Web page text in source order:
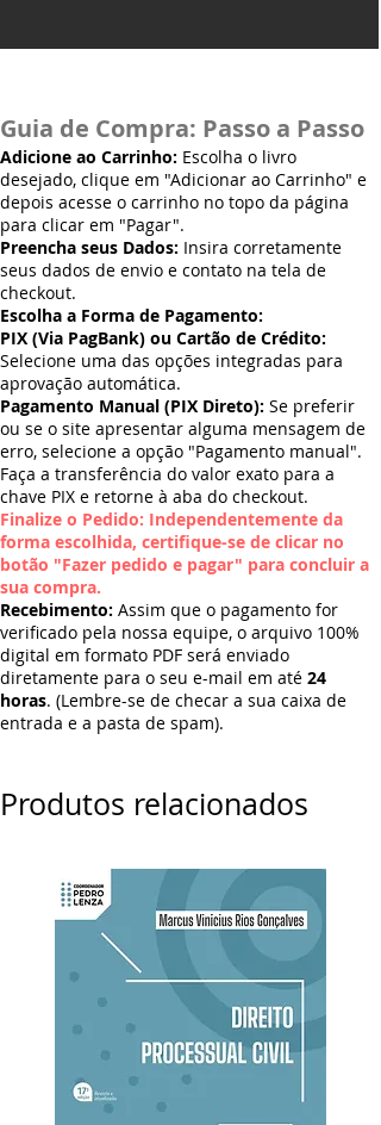
Guia de Compra: Passo a Passo
Adicione ao Carrinho: Escolha o livro
desejado, clique em "Adicionar ao Carrinho" e
depois acesse o carrinho no topo da página
para clicar em "Pagar".
Preencha seus Dados: Insira corretamente
seus dados de envio e contato na tela de
checkout.
Escolha a Forma de Pagamento:
PIX (Via PagBank) ou Cartão de Crédito:
Selecione uma das opções integradas para
aprovação automática.
Pagamento Manual (PIX Direto): Se preferir
ou se o site apresentar alguma mensagem de
erro, selecione a opção "Pagamento manual".
Faça a transferência do valor exato para a
chave PIX e retorne à aba do checkout.
Finalize o Pedido: Independentemente da
forma escolhida, certifique-se de clicar no
botão "Fazer pedido e pagar" para concluir a
sua compra.
Recebimento: Assim que o pagamento for
verificado pela nossa equipe, o arquivo 100%
digital em formato PDF será enviado
diretamente para o seu e-mail em até 24
horas. (Lembre-se de checar a sua caixa de
entrada e a pasta de spam).
Produtos relacionados